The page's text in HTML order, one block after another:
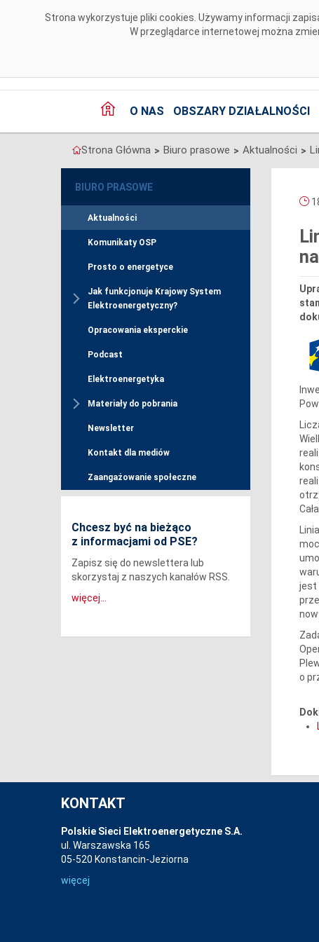
Strona wykorzystuje pliki cookies. Używamy informacji
W przeglądarce internetowej można
O NAS OBSZARY DZIAŁALNOŚCI
Strona Główna > Biuro prasowe > Aktualności >
BIURO PRASOWE
Aktualności
Komunikaty OSP
Prosto o energetyce
Jak funkcjonuje Krajowy System
Elektroenergetyczny?
Opracowania eksperckie
Podcast
Elektroenergetyka
Materiały do pobrania
Newsletter
Kontakt dla mediów
Zaangażowanie społeczne
Chcesz być na bieżąco
z informacjami od PSE?
Zapisz się do newslettera lub
skorzystaj z naszych kanałów RSS.
więcej...
jest
o
KONTAKT
Polskie Sieci Elektroenergetyczne S.A.
ul. Warszawska 165
05-520 Konstancin-Jeziorna
więcej